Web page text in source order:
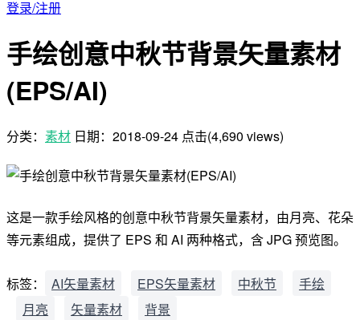
登录/注册
手绘创意中秋节背景矢量素材
(EPS/AI)
分类： 素材 日期： 2018-09-24 点击(4,690 views)
这是一款手绘风格的创意中秋节背景矢量素材，由月亮、花朵
等元素组成，提供了 EPS 和 AI 两种格式，含 JPG 预览图。
标签： AI矢量素材 EPS矢量素材 中秋节
手绘
月亮
矢量素材
背景